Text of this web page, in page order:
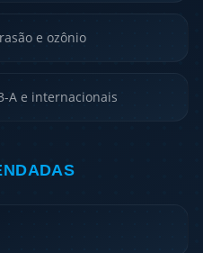
e ozônio
A e internacionais